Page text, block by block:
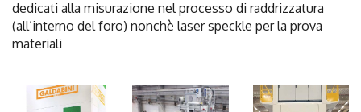
dedicati alla misurazione nel processo di raddrizzatura
(all’interno del foro) nonchè laser speckle per la prova
materiali